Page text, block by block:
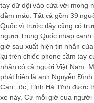
tay dữ dội vào cửa với mong
đẫm máu. Tất cả gồm 39
Quốc vì trước đây cũng có
người Trung Quốc nhập
giờ sau xuất hiện tin nhắn
lại trên chiếc phone cầm tay
nhân có cả người Việt Nam.
phát hiện là anh Nguyễn
Can Lộc, Tỉnh Hà Tĩnh được
xe này. Cứ mỗi giờ qua